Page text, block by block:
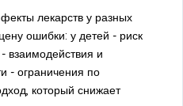
лекарств у разных
ошибки: у детей - риск
взаимодействия и
- ограничения по
который снижает